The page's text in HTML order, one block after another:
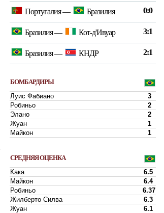
Португалия— Бразилия 0:0
Бразилия— Кот-д'Ивуар 3:1
Бразилия— КНДР 2:1
БОМБАРДИРЫ
Луис Фабиано
3
Робиньо
2
Элано
2
Жуан
1
Майкон
1
СРЕДНЯЯ ОЦЕНКА
Кака
6.5
Майкон
6.4
Робиньо
6.37
Жилберто Силва
6.3
Жуан
6.1